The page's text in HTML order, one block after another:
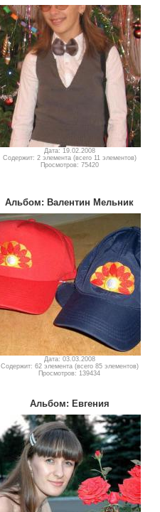
Дата: 19.02.2008
Содержит: 2 элемента (всего 11 элементов)
Просмотров: 75420
Альбом: Валентин Мельник
Дата: 03.03.2008
Содержит: 62 элемента (всего 85 элементов)
Просмотров: 139434
Альбом: Евгения